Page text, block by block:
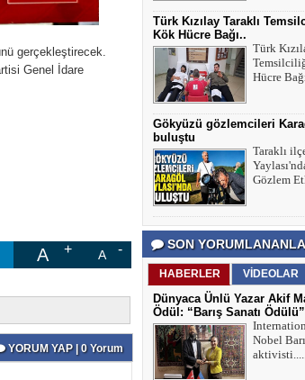
gerçekleştirecek.
Genel İdare
A A
YORUM YAP | 0 Yorum
Türk Kızılay Taraklı
Kök Hücre Bağı..
Türk
Hücre
Gökyüzü gözlemcileri
buluştu
Taraklı
Gözlem
SON
HABERLER VİDEOLAR
Dünyaca Ünlü Yazar Akif
Ödül: “Barış Sanatı Ödülü”
Nobel